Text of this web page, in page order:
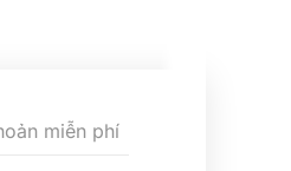
miễn phí